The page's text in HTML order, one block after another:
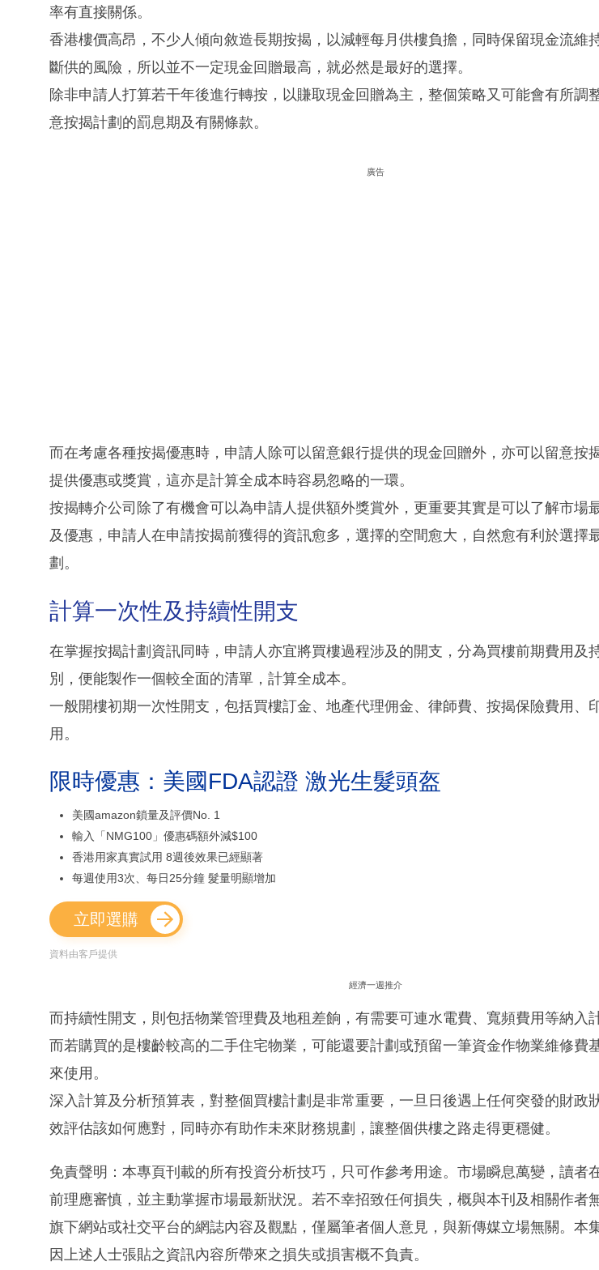
率有直接關係。
香港樓價高昂，不少人傾向敘造長期按揭，以減輕每月供樓負擔，同時保留現金流維
斷供的風險，所以並不一定現金回贈最高，就必然是最好的選擇。
除非申請人打算若干年後進行轉按，以賺取現金回贈為主，整個策略又可能會有所調
意按揭計劃的罰息期及有關條款。
廣告
而在考慮各種按揭優惠時，申請人除可以留意銀行提供的現金回贈外，亦可以留意按
提供優惠或獎賞，這亦是計算全成本時容易忽略的一環。
按揭轉介公司除了有機會可以為申請人提供額外獎賞外，更重要其實是可以了解市場
及優惠，申請人在申請按揭前獲得的資訊愈多，選擇的空間愈大，自然愈有利於選擇
劃。
計算一次性及持續性開支
在掌握按揭計劃資訊同時，申請人亦宜將買樓過程涉及的開支，分為買樓前期費用及
別，便能製作一個較全面的清單，計算全成本。
一般開樓初期一次性開支，包括買樓訂金、地產代理佣金、律師費、按揭保險費用、
用。
限時優惠：美國FDA認證 激光生髮頭盔
美國amazon鎖量及評價No. 1
輸入「NMG100」優惠碼額外減$100
香港用家真實試用 8週後效果已經顯著
每週使用3次、每日25分鐘 髮量明顯增加
立即選購
資料由客戶提供
經濟一週推介
而持續性開支，則包括物業管理費及地租差餉，有需要可連水電費、寬頻費用等納入計
而若購買的是樓齡較高的二手住宅物業，可能還要計劃或預留一筆資金作物業維修費
來使用。
深入計算及分析預算表，對整個買樓計劃是非常重要，一旦日後遇上任何突發的財政
效評估該如何應對，同時亦有助作未來財務規劃，讓整個供樓之路走得更穩健。
免責聲明：本專頁刊載的所有投資分析技巧，只可作參考用途。市場瞬息萬變，讀者
前理應審慎，並主動掌握市場最新狀況。若不幸招致任何損失，概與本刊及相關作者
旗下網站或社交平台的網誌內容及觀點，僅屬筆者個人意見，與新傳媒立場無關。本
因上述人士張貼之資訊內容所帶來之損失或損害概不負責。